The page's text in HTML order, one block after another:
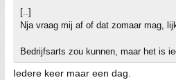
[..]
Nja vraag mij af of dat zomaar mag,
Bedrijfsarts zou kunnen, maar het is
Iedere keer maar een dag.